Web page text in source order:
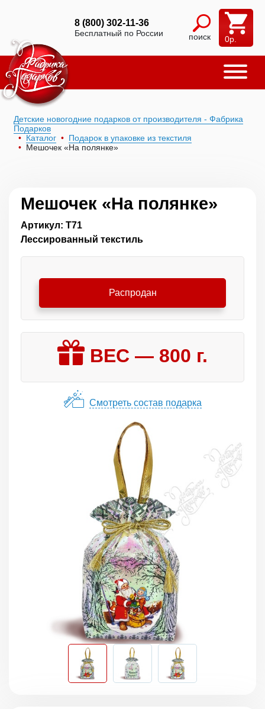
8 (800) 302-11-36
Бесплатный по России поиск 0р.
Детские новогодние подарков от производителя - Фабрика
Подарков
Каталог
Подарок в упаковке из текстиля
Мешочек «На полянке»
Мешочек «На полянке»
Артикул: Т71
Лессированный текстиль
Распродан
ВЕС — 800 г.
Смотреть состав подарка